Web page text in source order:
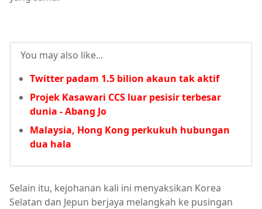
You may also like...
Twitter padam 1.5 bilion akaun tak aktif
Projek Kasawari CCS luar pesisir terbesar
dunia - Abang Jo
Malaysia, Hong Kong perkukuh hubungan
dua hala
Selain itu, kejohanan kali ini menyaksikan Korea
Selatan dan Jepun berjaya melangkah ke pusingan